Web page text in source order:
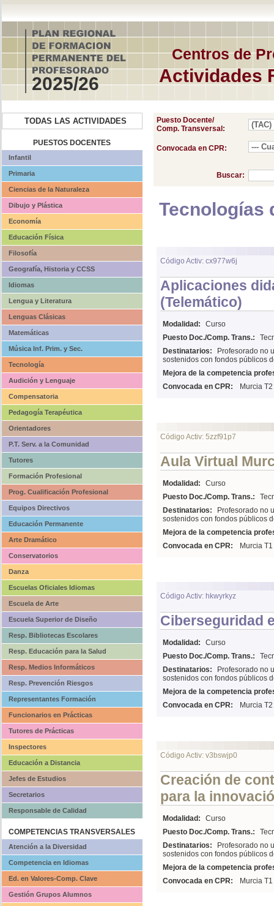
Centros de
Actividades
2025/26
TODAS LAS ACTIVIDADES
PUESTOS DOCENTES
Infantil
Primaria
Ciencias de la Naturaleza
Dibujo y Plástica
Economía
Educación Física
Filosofía
Geografía, Historia y CCSS
Idiomas
Lengua y Literatura
Lenguas Clásicas
Matemáticas
Música Inf. Prim. y Sec.
Tecnología
Audición y Lenguaje
Compensatoria
Pedagogía Terapéutica
Orientadores
P.T. Serv. a la Comunidad
Tutores
Formación Profesional
Prog. Cualificación Profesional
Equipos Directivos
Educación Permanente
Arte Dramático
Conservatorios
Danza
Escuelas Oficiales Idiomas
Escuela de Arte
Escuela Superior de Diseño
Resp. Bibliotecas Escolares
Resp. Educación para la Salud
Resp. Medios Informáticos
Resp. Prevención Riesgos
Representantes Formación
Funcionarios en Prácticas
Tutores de Prácticas
Inspectores
Educación a Distancia
Jefes de Estudios
Secretarios
Responsable de Calidad
COMPETENCIAS TRANSVERSALES
Atención a la Diversidad
Competencia en Idiomas
Ed. en Valores-Comp. Clave
Gestión Grupos Alumnos
Puesto Docente/
Comp. Transversal:
Convocada en CPR:
Buscar:
Tecnologías
Código Activ: cx977w6j
Aplicaciones
(Telemático)
Modalidad:
Curso
Puesto Doc./Comp. Trans.:
Destinatarios:
Profesorado no
sostenidos con fondos públicos
Mejora de la competencia
Convocada en CPR:
Murcia T2
Código Activ: 5zzf91p7
Aula Virtual
Modalidad:
Curso
Puesto Doc./Comp. Trans.:
Destinatarios:
Profesorado no
sostenidos con fondos públicos
Mejora de la competencia
Convocada en CPR:
Murcia T1
Código Activ: hkwyrkyz
Ciberseguridad
Modalidad:
Curso
Puesto Doc./Comp. Trans.:
Destinatarios:
Profesorado no
sostenidos con fondos públicos
Mejora de la competencia
Convocada en CPR:
Murcia T2
Código Activ: v3bswjp0
Creación de
para la
Modalidad:
Curso
Puesto Doc./Comp. Trans.:
Destinatarios:
Profesorado no
sostenidos con fondos públicos
Mejora de la competencia
Convocada en CPR:
Murcia T1